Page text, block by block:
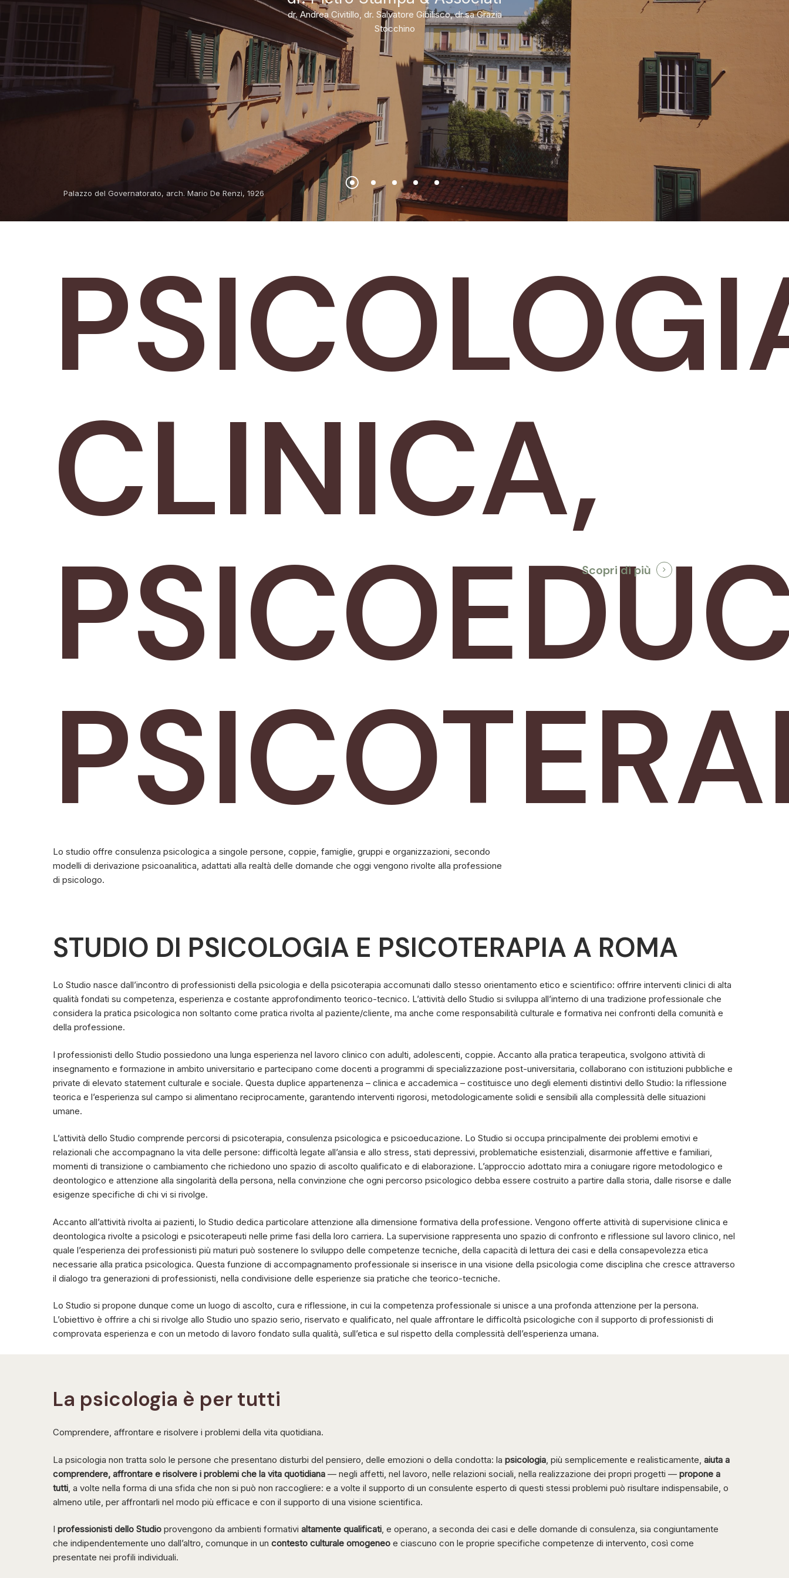
dr. Andrea Civitillo, dr. Salvatore Gibilisco, dr.sa Grazia
Stocchino
CLINICA,
Lo studio offre consulenza psicologica a singole persone, coppie, famiglie, gruppi e organizzazioni, secondo
modelli di derivazione psicoanalitica, adattati alla realtà delle domande che oggi vengono rivolte alla professione
di psicologo.
Scopri di più
STUDIO DI PSICOLOGIA E PSICOTERAPIA A ROMA
Lo Studio nasce dall’incontro di professionisti della psicologia e della psicoterapia accomunati dallo stesso orientamento etico e scientifico: offrire interventi clinici di alta
qualità fondati su competenza, esperienza e costante approfondimento teorico-tecnico. L’attività dello Studio si sviluppa all’interno di una tradizione professionale che
considera la pratica psicologica non soltanto come pratica rivolta al paziente/cliente, ma anche come responsabilità culturale e formativa nei confronti della comunità e
della professione.
I professionisti dello Studio possiedono una lunga esperienza nel lavoro clinico con adulti, adolescenti, coppie. Accanto alla pratica terapeutica, svolgono attività di
insegnamento e formazione in ambito universitario e partecipano come docenti a programmi di specializzazione post-universitaria, collaborano con istituzioni pubbliche e
private di elevato statement culturale e sociale. Questa duplice appartenenza – clinica e accademica – costituisce uno degli elementi distintivi dello Studio: la riflessione
teorica e l’esperienza sul campo si alimentano reciprocamente, garantendo interventi rigorosi, metodologicamente solidi e sensibili alla complessità delle situazioni
umane.
L’attività dello Studio comprende percorsi di psicoterapia, consulenza psicologica e psicoeducazione. Lo Studio si occupa principalmente dei problemi emotivi e
relazionali che accompagnano la vita delle persone: difficoltà legate all’ansia e allo stress, stati depressivi, problematiche esistenziali, disarmonie affettive e familiari,
momenti di transizione o cambiamento che richiedono uno spazio di ascolto qualificato e di elaborazione. L’approccio adottato mira a coniugare rigore metodologico e
deontologico e attenzione alla singolarità della persona, nella convinzione che ogni percorso psicologico debba essere costruito a partire dalla storia, dalle risorse e dalle
esigenze specifiche di chi vi si rivolge.
Accanto all’attività rivolta ai pazienti, lo Studio dedica particolare attenzione alla dimensione formativa della professione. Vengono offerte attività di supervisione clinica e
deontologica rivolte a psicologi e psicoterapeuti nelle prime fasi della loro carriera. La supervisione rappresenta uno spazio di confronto e riflessione sul lavoro clinico, nel
quale l’esperienza dei professionisti più maturi può sostenere lo sviluppo delle competenze tecniche, della capacità di lettura dei casi e della consapevolezza etica
necessarie alla pratica psicologica. Questa funzione di accompagnamento professionale si inserisce in una visione della psicologia come disciplina che cresce attraverso
il dialogo tra generazioni di professionisti, nella condivisione delle esperienze sia pratiche che teorico-tecniche.
Lo Studio si propone dunque come un luogo di ascolto, cura e riflessione, in cui la competenza professionale si unisce a una profonda attenzione per la persona.
L’obiettivo è offrire a chi si rivolge allo Studio uno spazio serio, riservato e qualificato, nel quale affrontare le difficoltà psicologiche con il supporto di professionisti di
comprovata esperienza e con un metodo di lavoro fondato sulla qualità, sull’etica e sul rispetto della complessità dell’esperienza umana.
La psicologia è per tutti
Comprendere, affrontare e risolvere i problemi della vita quotidiana.
La psicologia non tratta solo le persone che presentano disturbi del pensiero, delle emozioni o della condotta: lapsicologia , più semplicemente e realisticamente,aiuta a
comprendere, affrontare e risolvere i problemi che la vita quotidiana — negli affetti, nel lavoro, nelle relazioni sociali, nella realizzazione dei propri progetti —propone a
tutti , a volte nella forma di una sfida che non si può non raccogliere: e a volte il supporto di un consulente esperto di questi stessi problemi può risultare indispensabile, o
almeno utile, per affrontarli nel modo più efficace e con il supporto di una visione scientifica.
Iprofessionisti dello Studio provengono da ambienti formativialtamente qualificati, e operano, a seconda dei casi e delle domande di consulenza, sia congiuntamente
che indipendentemente uno dall’altro, comunque in uncontesto culturale omogeneo e ciascuno con le proprie specifiche competenze di intervento, così come
presentate nei profili individuali.